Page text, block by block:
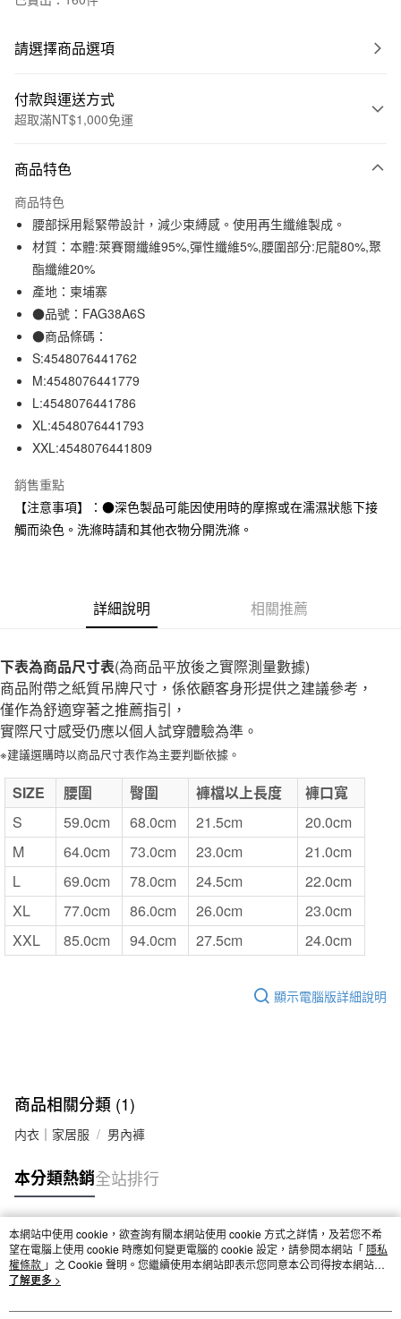
請選擇商品選項
付款與運送方式
超取滿NT$1,000免運
信用卡一次付款
信用卡分期付款
3 期 0 利率 每期NT$66 21家銀行
合作金庫商業銀行
華南商業銀行
上海商業儲蓄銀行
臺灣中小企業銀行
匯豐（台灣）商業銀行
聯邦商業銀行
元大商業銀行
玉山商業銀行
台灣樂天信用卡公司
超商取貨付款
LINE Pay
Apple Pay
街口支付
悠遊付
運送方式
全家取貨付款
每筆NT$65，滿NT$1,000(含以上)免運費
付款後全家取貨
每筆NT$65，滿NT$1,000(含以上)免運費
每筆NT$65，滿NT$1,000(含以上)免運費
宅配
每筆NT$150，滿NT$2,000(含以上)免運費
免運費
商品特色
商品特色
腰部採用鬆緊帶設計，減少束縛感。使用再生纖維製成。
材質：本體:萊賽爾纖維95%,彈性纖維5%,腰圍部分:尼龍80%,聚
酯纖維20%
產地：柬埔寨
●品號：FAG38A6S
●商品條碼：
S:4548076441762
M:4548076441779
L:4548076441786
XL:4548076441793
XXL:4548076441809
銷售重點
【注意事項】：●深色製品可能因使用時的摩擦或在濡濕狀態下接
觸而染色。洗滌時請和其他衣物分開洗滌。
詳細說明 相關推薦
下表為商品尺寸表(為商品平放後之實際測量數據)
商品附帶之紙質吊牌尺寸，係依顧客身形提供之建議參考，
僅作為舒適穿著之推薦指引，
實際尺寸感受仍應以個人試穿體驗為準。
※建議選購時以商品尺寸表作為主要判斷依據。
SIZE 腰圍 臀圍 褲檔以上長度
褲口寬
S
59.0cm 68.0cm 21.5cm
20.0cm
M
64.0cm 73.0cm 23.0cm
21.0cm
L
69.0cm 78.0cm 24.5cm
22.0cm
XL
77.0cm 86.0cm 26.0cm
23.0cm
XXL
85.0cm 94.0cm 27.5cm 24.0cm
顯示電腦版詳細說明
商品相關分類 (1)
内衣｜家居服 男內褲
本分類熱銷全站排行
熱門標籤
本網站中使用 cookie，欲查詢有關本網站使用 cookie 方式之詳情，及若您不希
望在電腦上使用 cookie 時應如何變更電腦的 cookie 設定，請參閱本網站「 隱私
權條款 」之 Cookie 聲明。您繼續使用本網站即表示您同意本公司得按本網站使
用條款之 Cookie 聲明使用 cookie。
了解更多 >